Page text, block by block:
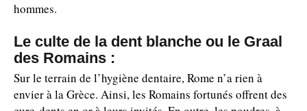
hommes.
Le culte de la dent blanche ou le Graal
des Romains :
Sur le terrain de l’hygiène dentaire, Rome n’a rien à
envier à la Grèce. Ainsi, les Romains fortunés offrent des